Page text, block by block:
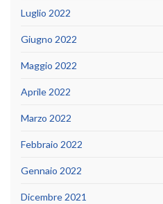
Luglio 2022
Giugno 2022
Maggio 2022
Aprile 2022
Marzo 2022
Febbraio 2022
Gennaio 2022
Dicembre 2021